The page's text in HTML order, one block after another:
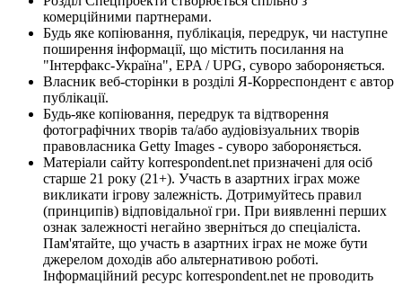
комерційними партнерами.
Будь яке копіювання, публікація, передрук, чи наступне
поширення інформації, що містить посилання на
"Інтерфакс-Україна", EPA / UPG, суворо забороняється.
Власник веб-сторінки в розділі Я-Корреспондент є автор
публікації.
Будь-яке копіювання, передрук та відтворення
фотографічних творів та/або аудіовізуальних творів
правовласника Getty Images - суворо забороняється.
Матеріали сайту korrespondent.net призначені для осіб
старше 21 року (21+). Участь в азартних іграх може
викликати ігрову залежність. Дотримуйтесь правил
(принципів) відповідальної гри. При виявленні перших
ознак залежності негайно зверніться до спеціаліста.
Пам'ятайте, що участь в азартних іграх не може бути
джерелом доходів або альтернативою роботі.
Інформаційний ресурс korrespondent.net не проводить